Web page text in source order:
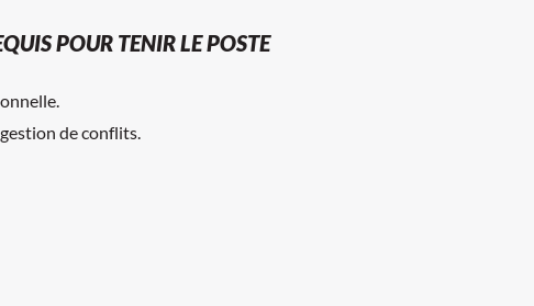
POUR TENIR LE POSTE
de conflits.